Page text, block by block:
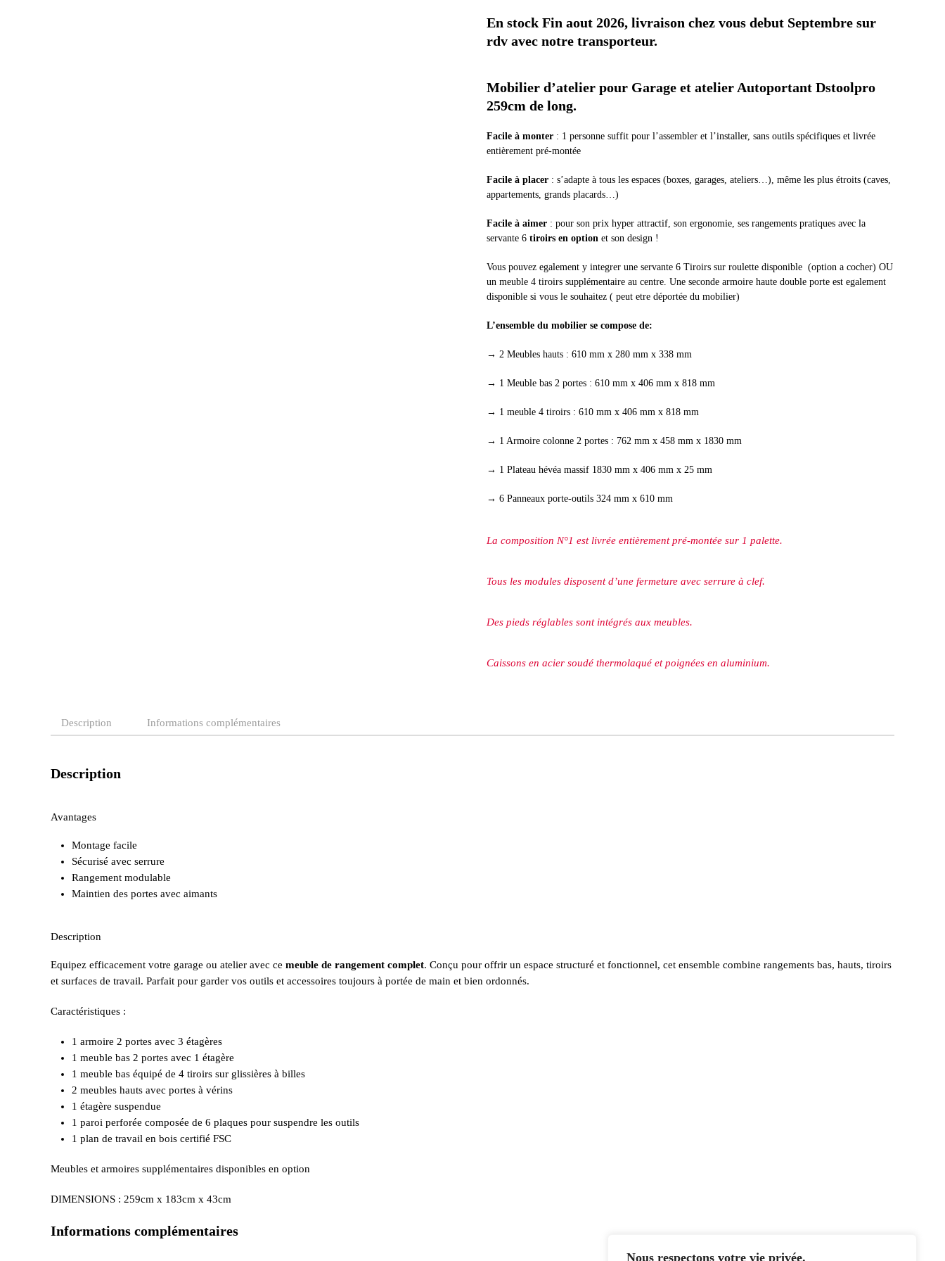
Nous respectons votre vie privée.
de
rangements
En stock Fin aout 2026, livraison chez vous debut Septembre sur
rdv avec notre transporteur.
Mobilier d’atelier pour Garage et atelier Autoportant Dstoolpro
259cm de long.
Facile à monter : 1 personne suffit pour l’assembler et l’installer, sans outils spécifiques et livrée
entièrement pré-montée
Facile à placer : s’adapte à tous les espaces (boxes, garages, ateliers…), même les plus étroits (caves,
appartements, grands placards…)
Facile à aimer : pour son prix hyper attractif, son ergonomie, ses rangements pratiques avec la
servante 6 tiroirs en option et son design !
Vous pouvez egalement y integrer une servante 6 Tiroirs sur roulette disponible (option a cocher) OU
un meuble 4 tiroirs supplémentaire au centre. Une seconde armoire haute double porte est egalement
disponible si vous le souhaitez ( peut etre déportée du mobilier)
L’ensemble du mobilier se compose de:
→ 2 Meubles hauts : 610 mm x 280 mm x 338 mm
→ 1 Meuble bas 2 portes : 610 mm x 406 mm x 818 mm
→ 1 meuble 4 tiroirs : 610 mm x 406 mm x 818 mm
→ 1 Armoire colonne 2 portes : 762 mm x 458 mm x 1830 mm
→ 1 Plateau hévéa massif 1830 mm x 406 mm x 25 mm
→ 6 Panneaux porte-outils 324 mm x 610 mm
La composition N°1 est livrée entièrement pré-montée sur 1 palette.
Tous les modules disposent d’une fermeture avec serrure à clef.
Des pieds réglables sont intégrés aux meubles.
Caissons en acier soudé thermolaqué et poignées en aluminium.
Description Informations complémentaires
Description
Avantages
Montage facile
Sécurisé avec serrure
Rangement modulable
Maintien des portes avec aimants
Description
Equipez efficacement votre garage ou atelier avec ce meuble de rangement complet. Conçu pour offrir un espace structuré et fonctionnel, cet ensemble combine rangements bas, hauts, tiroirs
et surfaces de travail. Parfait pour garder vos outils et accessoires toujours à portée de main et bien ordonnés.
Caractéristiques :
1 armoire 2 portes avec 3 étagères
1 meuble bas 2 portes avec 1 étagère
1 meuble bas équipé de 4 tiroirs sur glissières à billes
2 meubles hauts avec portes à vérins
1 étagère suspendue
1 paroi perforée composée de 6 plaques pour suspendre les outils
1 plan de travail en bois certifié FSC
Meubles et armoires supplémentaires disponibles en option
DIMENSIONS : 259cm x 183cm x 43cm
Informations complémentaires